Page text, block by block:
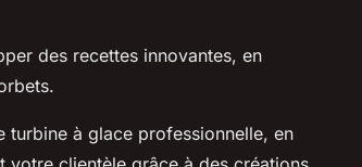
des recettes innovantes, en
turbine à glace professionnelle, en